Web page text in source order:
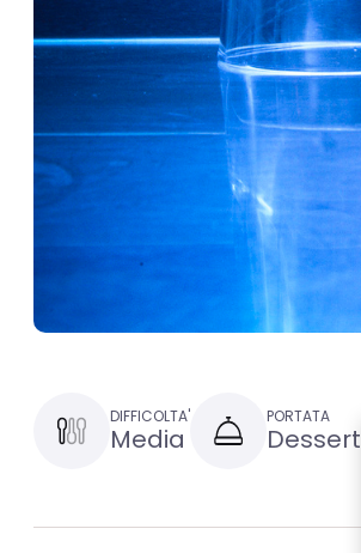
DIFFICOLTA'
Media
PORTATA
Dessert